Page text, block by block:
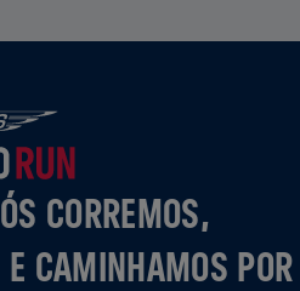
CORREMOS,
E CAMINHAMOS POR